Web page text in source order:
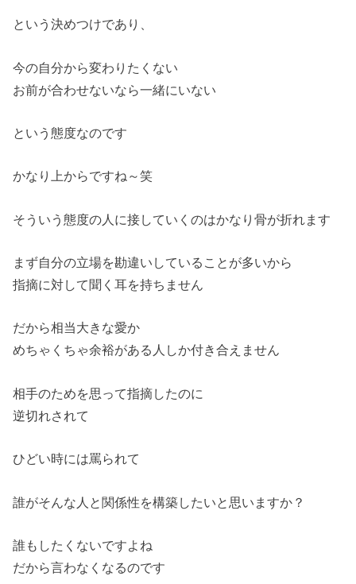
という決めつけであり、
今の自分から変わりたくない
お前が合わせないなら一緒にいない
という態度なのです
かなり上からですね～笑
そういう態度の人に接していくのはかなり骨が折れます
まず自分の立場を勘違いしていることが多いから
指摘に対して聞く耳を持ちません
だから相当大きな愛か
めちゃくちゃ余裕がある人しか付き合えません
相手のためを思って指摘したのに
逆切れされて
ひどい時には罵られて
誰がそんな人と関係性を構築したいと思いますか？
誰もしたくないですよね
だから言わなくなるのです